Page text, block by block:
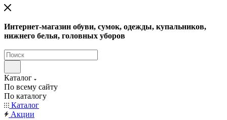
Интернет-магазин обуви, сумок, одежды, купальников,
нижнего белья, головных уборов
Каталог
По всему сайту
По каталогу
Каталог
Акции